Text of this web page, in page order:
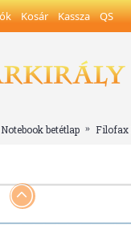
Kosár Kassza QS
Notebook betétlap Filofax